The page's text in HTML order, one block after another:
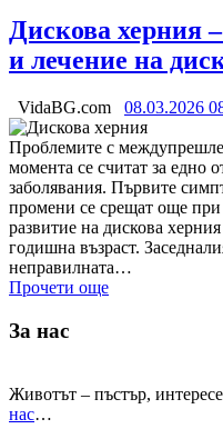
Дискова херния
и лечение на
VidaBG.com 08.03.2026
Проблемите с
момента се считат за едно
заболявания. Първите
промени се срещат още
развитие на дискова
годишна възраст.
неправилната…
Прочети още
За нас
Животът – пъстър,
нас…